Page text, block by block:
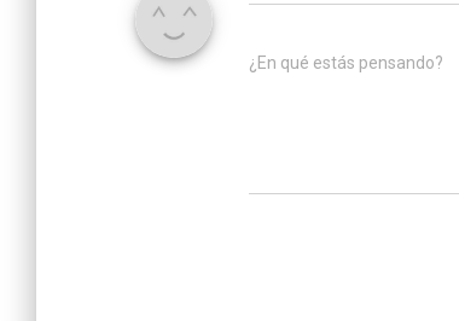
¿En qué estás pensando?